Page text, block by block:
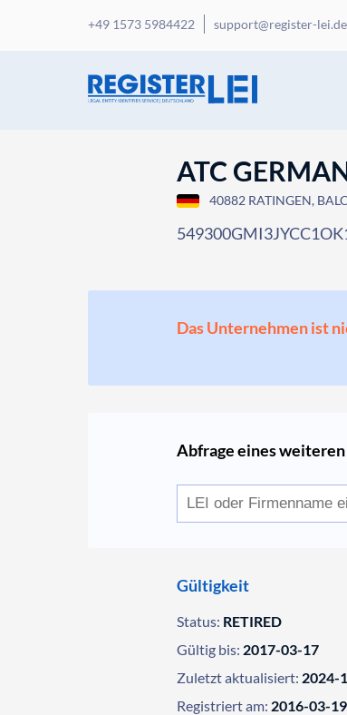
+49 1573 5984422 support@register-lei.de
ATC
40882 RATINGEN,
Das Unternehmen ist
Abfrage eines weiteren
Gültigkeit
Status: RETIRED
Gültig bis: 2017-03-17
Zuletzt aktualisiert: 2024-
Registriert am: 2016-03-19